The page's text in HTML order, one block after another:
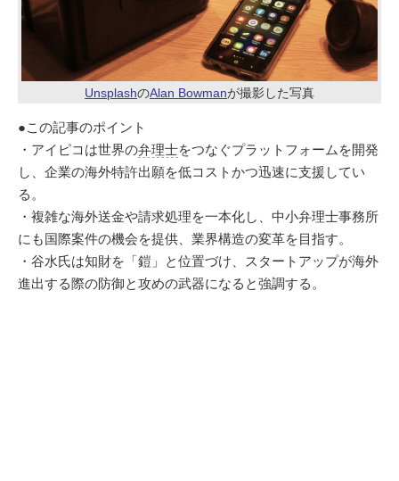
UnsplashのAlan Bowmanが撮影した写真
●この記事のポイント
・アイピコは世界の弁理士をつなぐプラットフォームを開発
し、企業の海外特許出願を低コストかつ迅速に支援してい
る。
・複雑な海外送金や請求処理を一本化し、中小弁理士事務所
にも国際案件の機会を提供、業界構造の変革を目指す。
・谷水氏は知財を「鎧」と位置づけ、スタートアップが海外
進出する際の防御と攻めの武器になると強調する。